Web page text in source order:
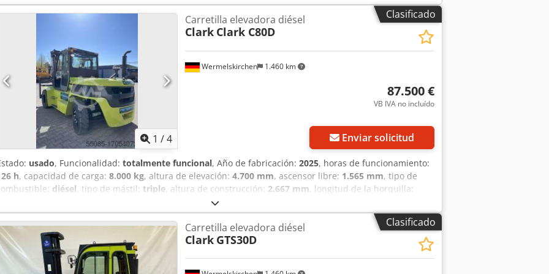
Clasificado
1 /4
Wermelskirchen 1.460 km
Carretilla elevadora diésel
Clark Clark C80D
87.500 €
VB IVA no incluído
Enviar solicitud
usado, Funcionalidad: totalmente funcional, Año de fabricación: 2025, horas de funcionamiento:
h, capacidad de carga: 8.000 kg, altura de elevación: 4.700 mm, ascensor libre: 1.565 mm, tipo de
diésel, tipo de mástil: triple, altura de construcción: 2.667 mm, longitud de la horquilla:
, Carretilla elevadora diésel Tipo de mástil: Triplex Chsdpfx
Ej Uoa Estado técnico: Nuevo Neumáticos delanteros: Superelástico Neumáticos traseros:
Cabina (totalmente equipada): cámara de visión trasera, radio/reproductor de CD/MP3;
(2 unidades); conducto de mangueras: doble; sin porta horquillas; luz giratoria (amarilla) LED.
Clasificado
Carretilla elevadora diésel
Clark GTS30D